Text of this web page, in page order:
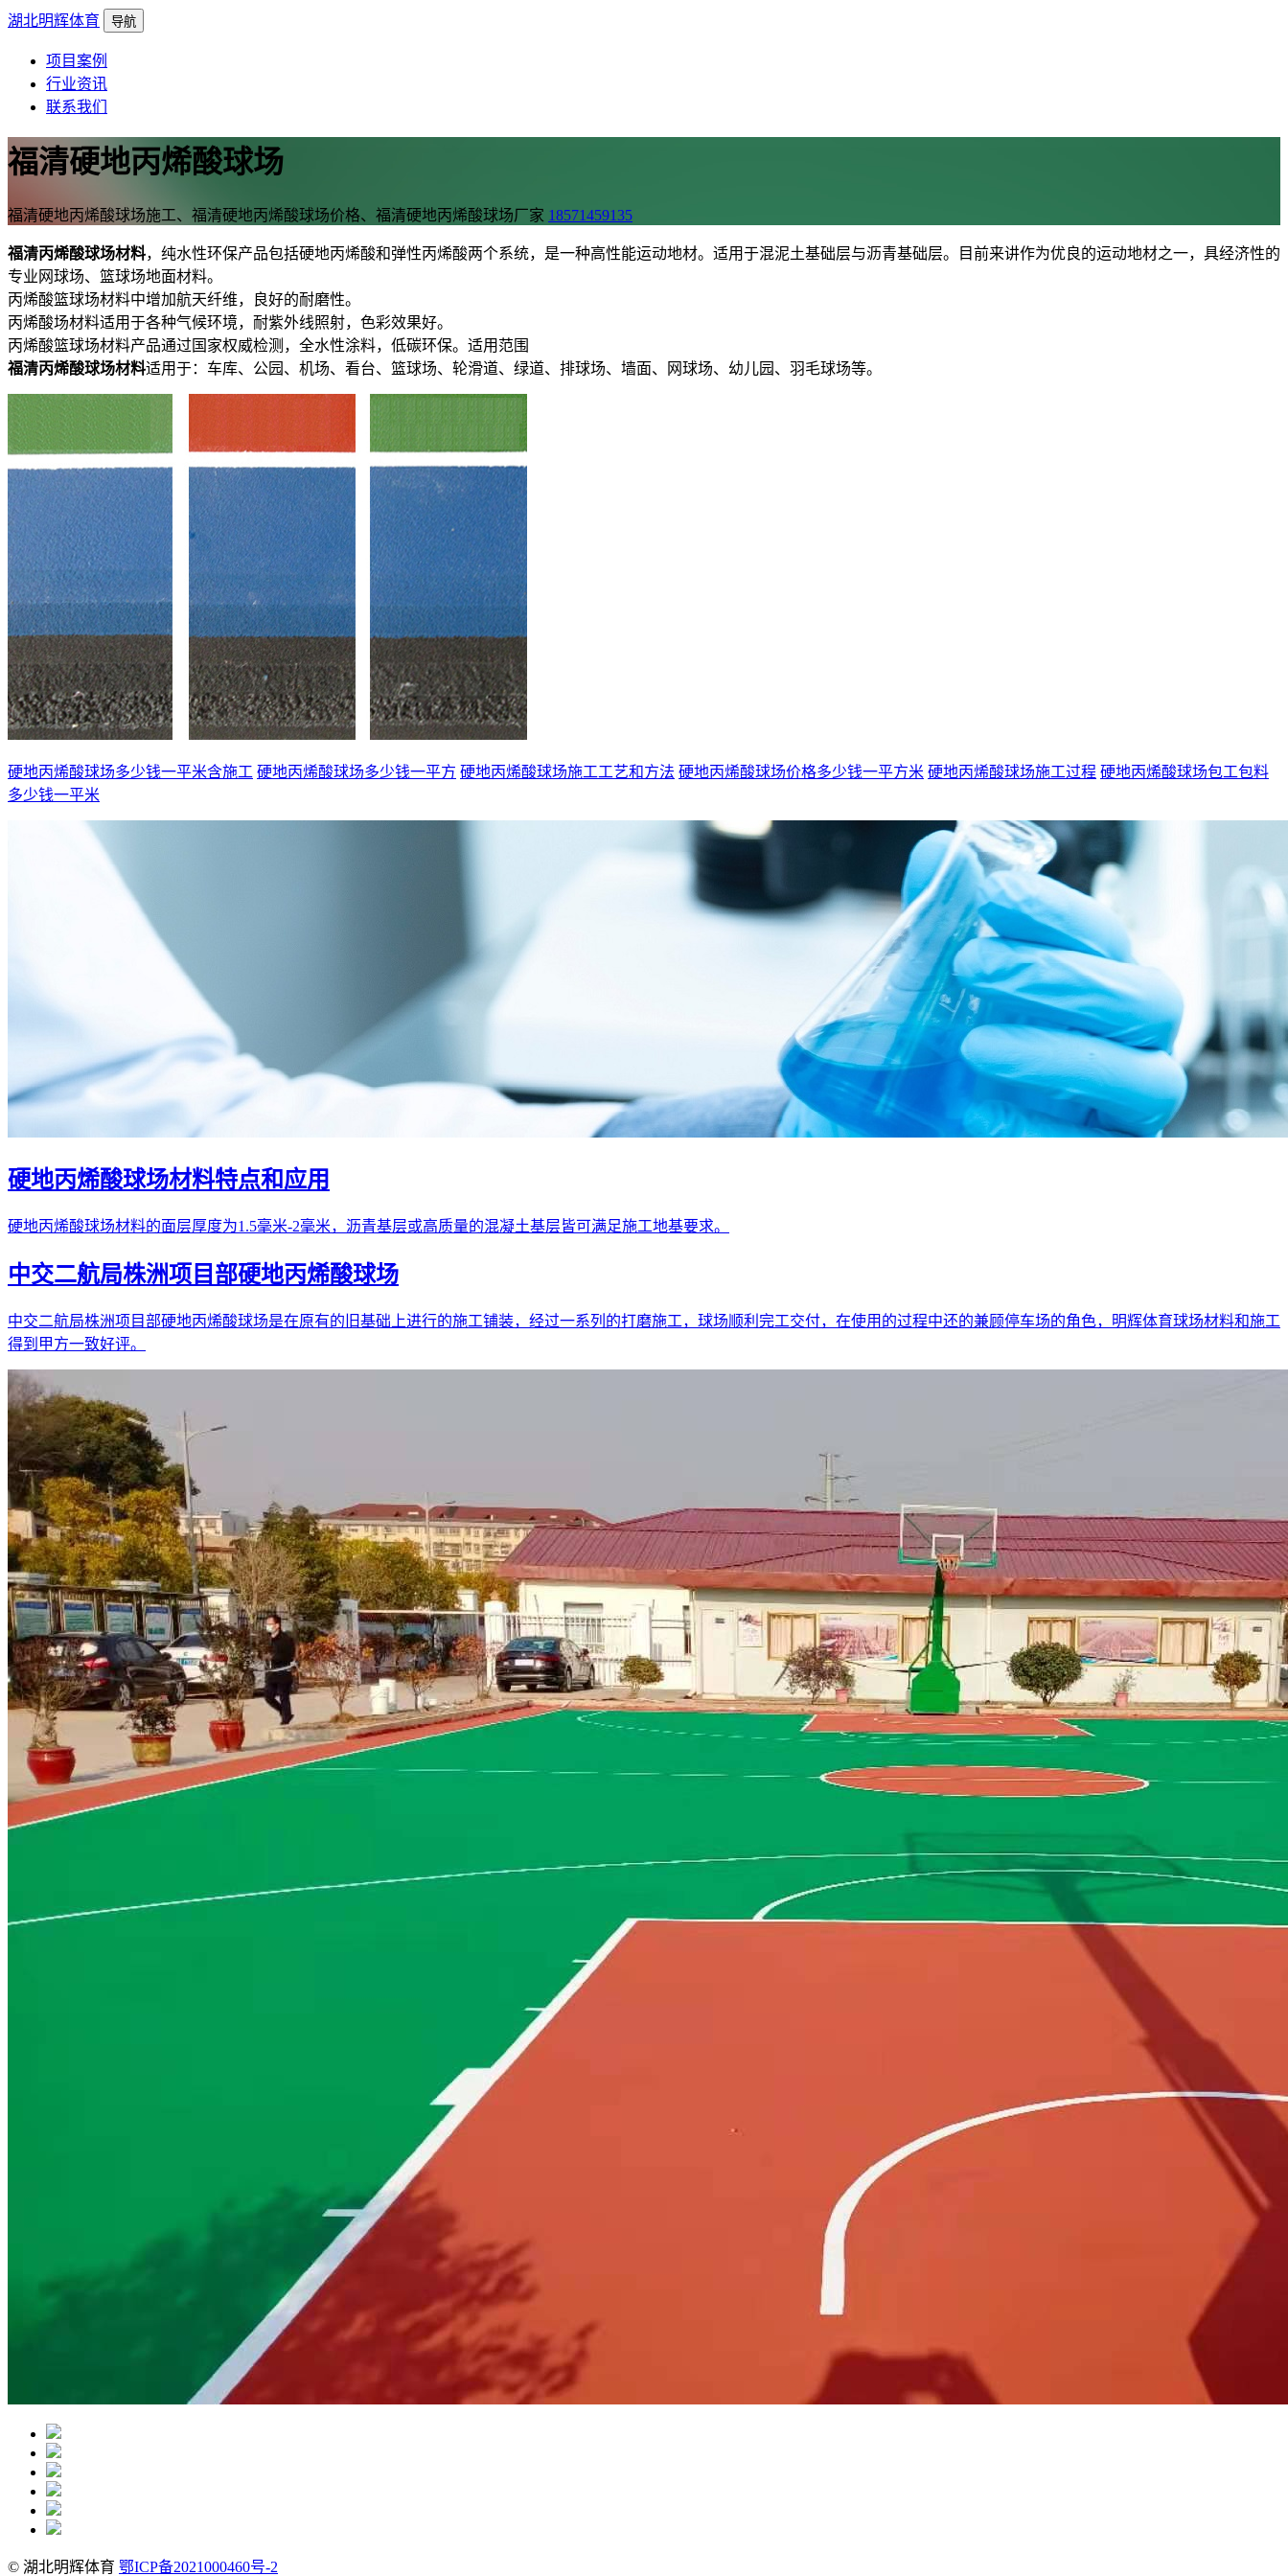
湖北明辉体育 导航
项目案例
行业资讯
联系我们
福清硬地丙烯酸球场
福清硬地丙烯酸球场施工、福清硬地丙烯酸球场价格、福清硬地丙烯酸球场厂家 18571459135
福清丙烯酸球场材料，纯水性环保产品包括硬地丙烯酸和弹性丙烯酸两个系统，是一种高性能运动地材。适用于混泥土基础层与沥青基础层。目前来讲作为优良的运动地材之一，具经济性的
专业网球场、篮球场地面材料。
丙烯酸篮球场材料中增加航天纤维，良好的耐磨性。
丙烯酸场材料适用于各种气候环境，耐紫外线照射，色彩效果好。
丙烯酸篮球场材料产品通过国家权威检测，全水性涂料，低碳环保。适用范围
福清丙烯酸球场材料适用于：车库、公园、机场、看台、篮球场、轮滑道、绿道、排球场、墙面、网球场、幼儿园、羽毛球场等。
硬地丙烯酸球场多少钱一平米含施工 硬地丙烯酸球场多少钱一平方 硬地丙烯酸球场施工工艺和方法 硬地丙烯酸球场价格多少钱一平方米 硬地丙烯酸球场施工过程 硬地丙烯酸球场包工包料
多少钱一平米
硬地丙烯酸球场材料特点和应用
硬地丙烯酸球场材料的面层厚度为1.5毫米-2毫米，沥青基层或高质量的混凝土基层皆可满足施工地基要求。
中交二航局株洲项目部硬地丙烯酸球场
中交二航局株洲项目部硬地丙烯酸球场是在原有的旧基础上进行的施工铺装，经过一系列的打磨施工，球场顺利完工交付，在使用的过程中还的兼顾停车场的角色，明辉体育球场材料和施工
得到甲方一致好评。
© 湖北明辉体育 鄂ICP备2021000460号-2